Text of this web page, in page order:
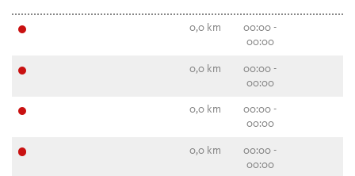
0,0 km
00:00 -
00:00
0,0 km
00:00 -
00:00
0,0 km
00:00 -
00:00
0,0 km
00:00 -
00:00